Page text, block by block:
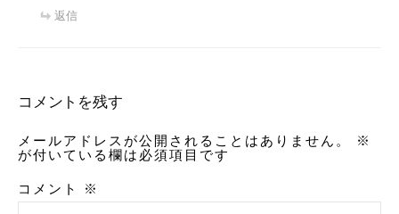
返信
コメントを残す
メールアドレスが公開されることはありません。
※
が付いている欄は必須項目です
コメント ※